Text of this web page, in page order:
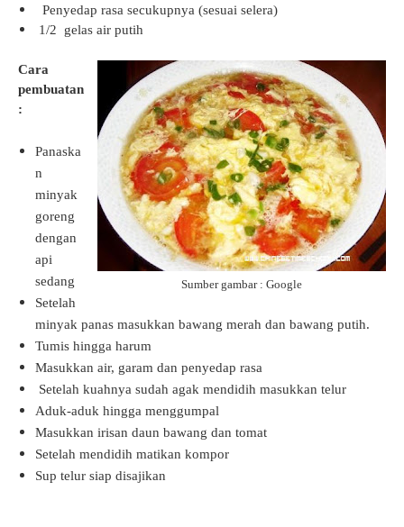
Penyedap rasa secukupnya (sesuai selera)
1/2 gelas air putih
Sumber gambar : Google
Cara
pembuatan
:
Panaska
n
minyak
goreng
dengan
api
sedang
Setelah
minyak panas masukkan bawang merah dan bawang putih.
Tumis hingga harum
Masukkan air, garam dan penyedap rasa
Setelah kuahnya sudah agak mendidih masukkan telur
Aduk-aduk hingga menggumpal
Masukkan irisan daun bawang dan tomat
Setelah mendidih matikan kompor
Sup telur siap disajikan